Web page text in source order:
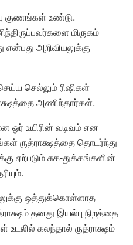
குணங்கள் உண்டு.
மிருகம்
அறிவியலுக்கு
செல்லும் ரிஷிகள்
அணிந்தார்கள்.
ஒர் உயிரின் வடிவம் என
ருத்ராக்ஷத்தை தொடர்ந்து
ஏற்படும் சுக-துக்கங்களின்
ஒத்துக்கொள்ளாத
தனது இயல்பு நிறத்தை
கலந்தால் ருத்ராக்ஷம்